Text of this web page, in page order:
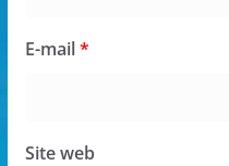
E-mail*
Site web